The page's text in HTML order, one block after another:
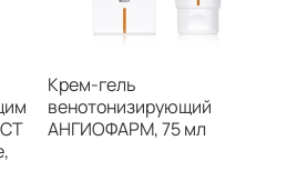
Крем-гель
венотонизирующий
АНГИОФАРМ, 75 мл